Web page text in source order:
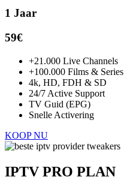
1 Jaar
59€
+21.000 Live Channels
+100.000 Films & Series
4k, HD, FDH & SD
24/7 Active Support
TV Guid (EPG)
Snelle Activering
KOOP NU
IPTV PRO PLAN